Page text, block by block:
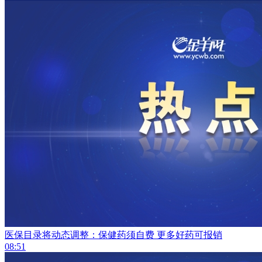
医保目录将动态调整：保健药须自费 更多好药可报销
08:51